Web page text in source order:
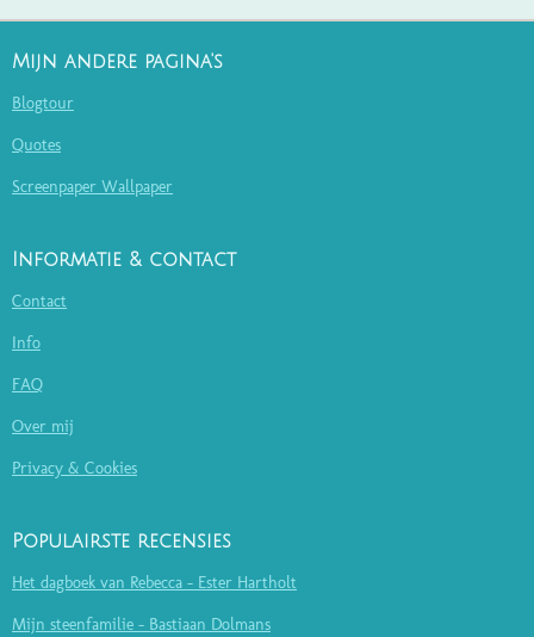
Mijn andere pagina's
Blogtour
Quotes
Screenpaper Wallpaper
Informatie & contact
Contact
Info
FAQ
Over mij
Privacy & Cookies
Populairste recensies
Het dagboek van Rebecca - Ester Hartholt
Mijn steenfamilie - Bastiaan Dolmans